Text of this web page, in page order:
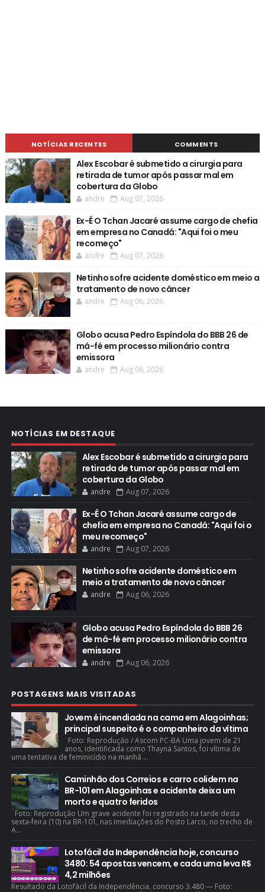
NOTÍCIAS RECENTES COMMENTS
Alex Escobar é submetido a cirurgia para
retirada de tumor após passar mal em
cobertura da Globo
andre Aug 07, 2026
Ex-É O Tchan Jacaré assume cargo de chefia
em empresa no Canadá: "Aqui foi o meu
recomeço"
andre Aug 07, 2026
Netinho sofre acidente doméstico em meio a
tratamento de novo câncer
andre Aug 06, 2026
Globo acusa Pedro Espíndola do BBB 26 de
má-fé em processo milionário contra
emissora
andre Aug 06, 2026
NOTÍCIAS EM DESTAQUE
Alex Escobar é submetido a cirurgia para
retirada de tumor após passar mal em
cobertura da Globo
andre Aug 07, 2026
Ex-É O Tchan Jacaré assume cargo de
chefia em empresa no Canadá: "Aqui foi o
meu recomeço"
andre Aug 07, 2026
Netinho sofre acidente doméstico em
meio a tratamento de novo câncer
andre Aug 06, 2026
Globo acusa Pedro Espíndola do BBB 26
de má-fé em processo milionário contra
emissora
andre Aug 06, 2026
POSTAGENS MAIS VISITADAS
Jovem é incendiada na cama em Alagoinhas;
principal suspeito é o companheiro da vítima
Foto: Reprodução / Ascom PC-BA Uma jovem de 21
anos, identificada como Thayná Santos, foi vítima de
uma tentativa de feminicídio na manhã ...
Caminhão dos Correios e carro colidem na
BR-101 em Alagoinhas e acidente deixa um
morto e quatro feridos
Foto: Reprodução Um grave acidente foi registrado na tarde desta
sexta-feira (10) na BR-101, nas imediações do Posto Larco, no trecho de
A...
Lotofácil da Independência hoje, concurso
3480: 54 apostas vencem, e cada uma leva R$
4,2 milhões
Resultado da Lotofácil da Independência, concurso 3.480 — Foto: